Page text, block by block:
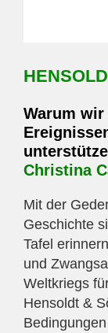
Warum wir
Christina
Mit der
Geschichte
Tafel
und
Weltkriegs
Hensoldt &